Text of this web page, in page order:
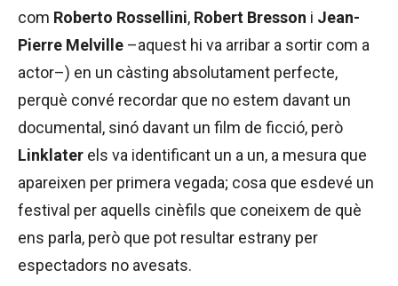
com Roberto Rossellini, Robert Bresson i Jean-
Pierre Melville –aquest hi va arribar a sortir com a
actor–) en un càsting absolutament perfecte,
perquè convé recordar que no estem davant un
documental, sinó davant un film de ficció, però
Linklater els va identificant un a un, a mesura que
apareixen per primera vegada; cosa que esdevé un
festival per aquells cinèfils que coneixem de què
ens parla, però que pot resultar estrany per
espectadors no avesats.